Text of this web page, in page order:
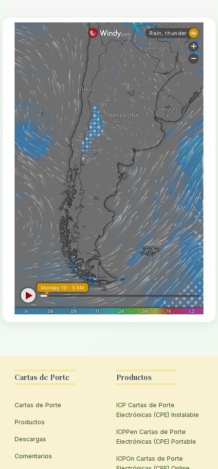
Cartas de Porte
Cartas de Porte
Productos
Descargas
Comentarios
Productos
ICP Cartas de Porte
Electrónicas (CPE) Instalable
ICPPen Cartas de Porte
Electrónicas (CPE) Portable
ICPOn Cartas de Porte